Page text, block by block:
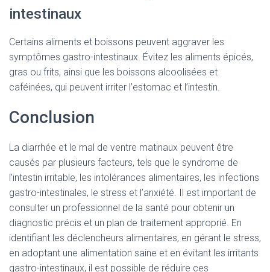
intestinaux
Certains aliments et boissons peuvent aggraver les
symptômes gastro-intestinaux. Évitez les aliments épicés,
gras ou frits, ainsi que les boissons alcoolisées et
caféinées, qui peuvent irriter l’estomac et l’intestin.
Conclusion
La diarrhée et le mal de ventre matinaux peuvent être
causés par plusieurs facteurs, tels que le syndrome de
l’intestin irritable, les intolérances alimentaires, les infections
gastro-intestinales, le stress et l’anxiété. Il est important de
consulter un professionnel de la santé pour obtenir un
diagnostic précis et un plan de traitement approprié. En
identifiant les déclencheurs alimentaires, en gérant le stress,
en adoptant une alimentation saine et en évitant les irritants
gastro-intestinaux, il est possible de réduire ces